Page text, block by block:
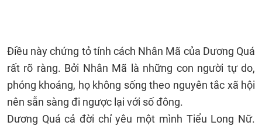
Điều này chứng tỏ tính cách Nhân Mã của Dương Quá
rất rõ ràng. Bởi Nhân Mã là những con người tự do,
phóng khoáng, họ không sống theo nguyên tắc xã hội
nên sẵn sàng đi ngược lại với số đông.
Dương Quá cả đời chỉ yêu một mình Tiểu Long Nữ.